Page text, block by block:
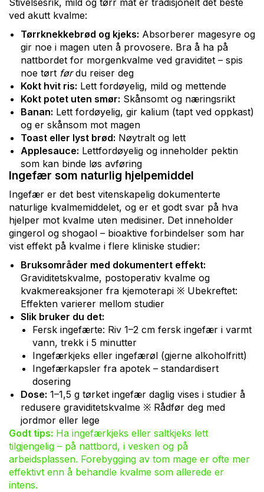
Stivelsesrik, mild og tørr mat er tradisjonelt det beste
ved akutt kvalme:
Tørrknekkebrød og kjeks: Absorberer magesyre og
gir noe i magen uten å provosere. Bra å ha på
nattbordet for morgenkvalme ved graviditet – spis
noe tørt førdu reiser deg
Kokt hvit ris: Lett fordøyelig, mild og mettende
Kokt potet uten smør: Skånsomt og næringsrikt
Banan: Lett fordøyelig, gir kalium (tapt ved oppkast)
og er skånsom mot magen
Toast eller lyst brød: Nøytralt og lett
Applesauce: Lettfordøyelig og inneholder pektin
som kan binde løs avføring
Ingefær som naturlig hjelpemiddel
Ingefær er det best vitenskapelig dokumenterte
naturlige kvalmemiddelet, og er et godt svar på hva
hjelper mot kvalme uten medisiner. Det inneholder
gingerol og shogaol – bioaktive forbindelser som har
vist effekt på kvalme i flere kliniske studier:
Bruksområder med dokumentert effekt:
Graviditetskvalme, postoperativ kvalme og
kvakmereaksjoner fra kjemoterapi ※ Ubekreftet:
Effekten varierer mellom studier
Slik bruker du det:
Fersk ingefærte: Riv 1–2 cm fersk ingefær i varmt
vann, trekk i 5 minutter
Ingefærkjeks eller ingefærøl (gjerne alkoholfritt)
Ingefærkapsler fra apotek – standardisert
dosering
Dose: 1–1,5 g tørket ingefær daglig vises i studier å
redusere graviditetskvalme ※ Rådfør deg med
jordmor eller lege
Godt tips: Ha ingefærkjeks eller saltkjeks lett
tilgjengelig – på nattbord, i vesken og på
arbeidsplassen. Forebygging av tom mage er ofte mer
effektivt enn å behandle kvalme som allerede er
intens.